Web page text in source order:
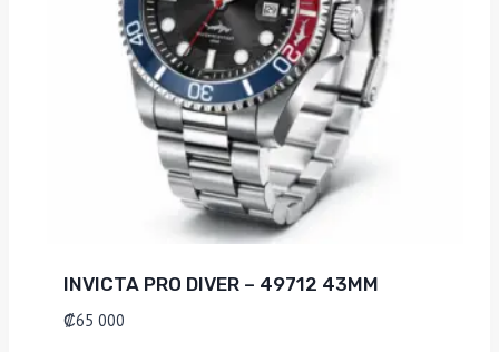
INVICTA PRO DIVER – 49712 43MM
₡65 000